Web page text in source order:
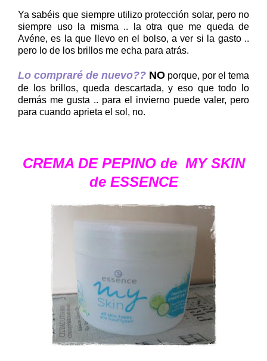
Ya sabéis que siempre utilizo protección solar, pero no
siempre uso la misma .. la otra que me queda de
Avéne, es la que llevo en el bolso, a ver si la gasto ..
pero lo de los brillos me echa para atrás.
Lo compraré de nuevo?? NO porque, por el tema
de los brillos, queda descartada, y eso que todo lo
demás me gusta .. para el invierno puede valer, pero
para cuando aprieta el sol, no.
CREMA DE PEPINO de MY SKIN
de ESSENCE